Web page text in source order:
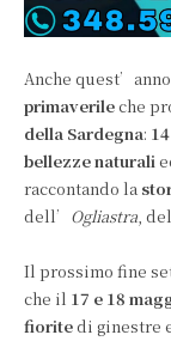
Anche
primaverileche
della Sardegna:
bellezze naturali
raccontando la
dell’ Ogliastra,
Il prossimo fine
che il 17 e 18
fioritedi ginestre